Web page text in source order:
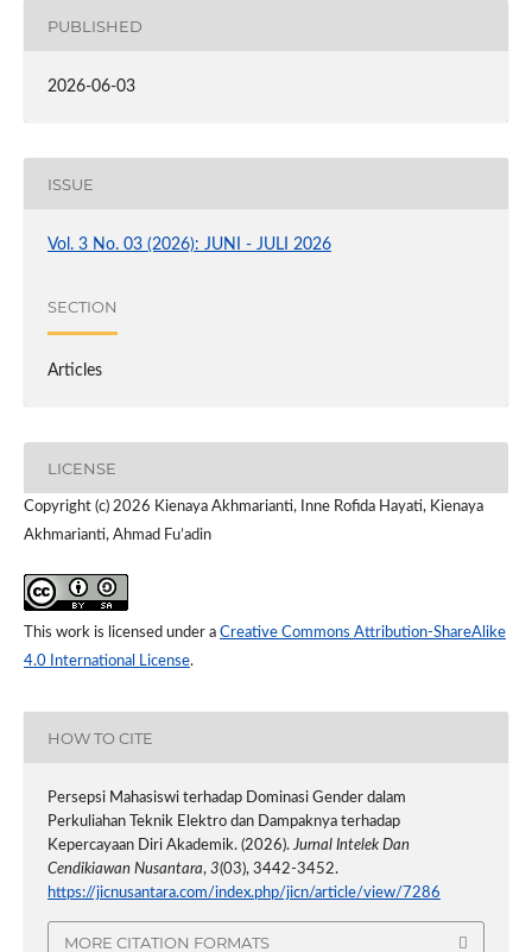
PUBLISHED
2026-06-03
ISSUE
Vol. 3 No. 03 (2026): JUNI - JULI 2026
SECTION
Articles
LICENSE
Copyright (c) 2026 Kienaya Akhmarianti, Inne Rofida Hayati, Kienaya
Akhmarianti, Ahmad Fu’adin
This work is licensed under a Creative Commons Attribution-ShareAlike
4.0 International License.
HOW TO CITE
Persepsi Mahasiswi terhadap Dominasi Gender dalam
Perkuliahan Teknik Elektro dan Dampaknya terhadap
Kepercayaan Diri Akademik. (2026).Jurnal Intelek Dan
Cendikiawan Nusantara, 3(03), 3442-3452.
https://jicnusantara.com/index.php/jicn/article/view/7286
MORE CITATION FORMATS